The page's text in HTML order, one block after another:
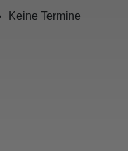
Keine Termine